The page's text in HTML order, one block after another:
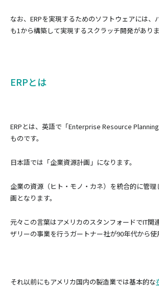
なお、ERPを実現するためのソフトウェアには、
も1から構築して実現するスクラッチ開発がありま
ERPとは
ERPとは、英語で「Enterprise Resource
ものです。
日本語では「企業資源計画」になります。
企業の資源（ヒト・モノ・カネ）を統合的に管
画となります。
元々この言葉はアメリカのスタンフォードでIT関
ザリーの事業を行うガートナー社が90年代から使
それ以前にもアメリカ国内の製造業では基本的な